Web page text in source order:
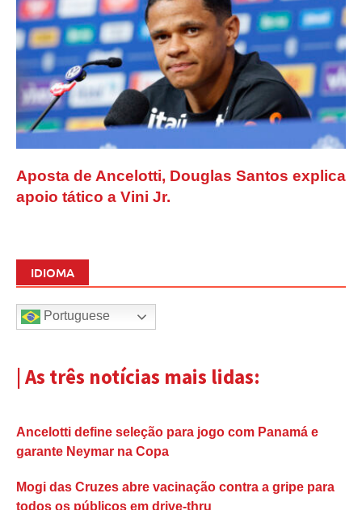
Aposta de Ancelotti, Douglas Santos explica
apoio tático a Vini Jr.
IDIOMA
Portuguese
| As três notícias mais lidas:
Ancelotti define seleção para jogo com Panamá e
garante Neymar na Copa
Mogi das Cruzes abre vacinação contra a gripe para
todos os públicos em drive-thru